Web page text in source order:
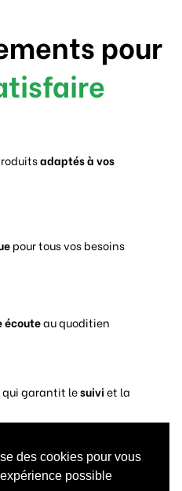
des cookies pour vous
possible
pour
adaptés à vos
pour tous vos besoins
écouteau quoditien
qui garantit lesuiviet la
ouvertes 24h/24